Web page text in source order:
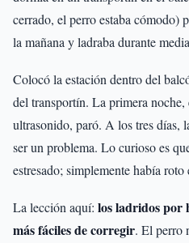
cerrado, el perro estaba cómodo)
la mañana y ladraba durante
Colocó la estación dentro del
del transportín. La primera
ultrasonido, paró. A los tres días,
ser un problema. Lo curioso es
estresado; simplemente había roto
La lección aquí: los ladridos por
más fáciles de corregir. El perro